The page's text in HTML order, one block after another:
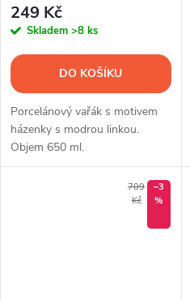
249 Kč
Skladem >8 ks
DO KOŠÍKU
Porcelánový vařák s motivem
házenky s modrou linkou.
Objem 650 ml.
709
Kč
–3
%